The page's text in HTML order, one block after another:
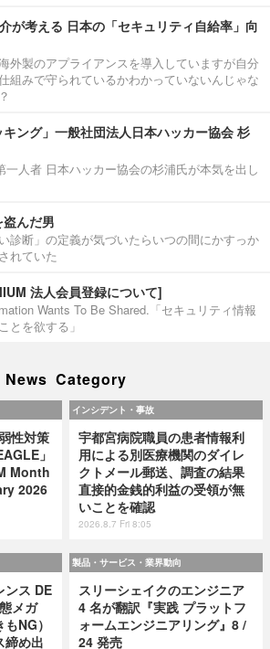
が考える 日本の「セキュリティ自給率」向
外製のアプライアンスを導入していますが自分
組みで守られているかわかっていないんじゃな
キング」一般社団法人日本ハッカー協会 杉
一人者 日本ハッカー協会の杉浦氏が本気を出し
んだ男
診断」の定義が気づいたらいつの間にかすっか
れていた
法人会員登録について]
Wants To Be Shared.「セキュリティ情報
とを欲する」
News Category
性対策
」
Month
2026
インシデント・事故
宇都宮病院職員の患者情報利
用による別医療機関のダイレ
クトメール郵送、調査の結果
直接的金銭的利益の受領が無
いことを確認
2026.8.7 Fri 8:05
ンス DE
メガ
NG）
締め出
製品・サービス・業界動向
スリーシェイクのエンジニア
4 名が翻訳『実践 プラットフ
ォームエンジニアリング』8 /
24 発売